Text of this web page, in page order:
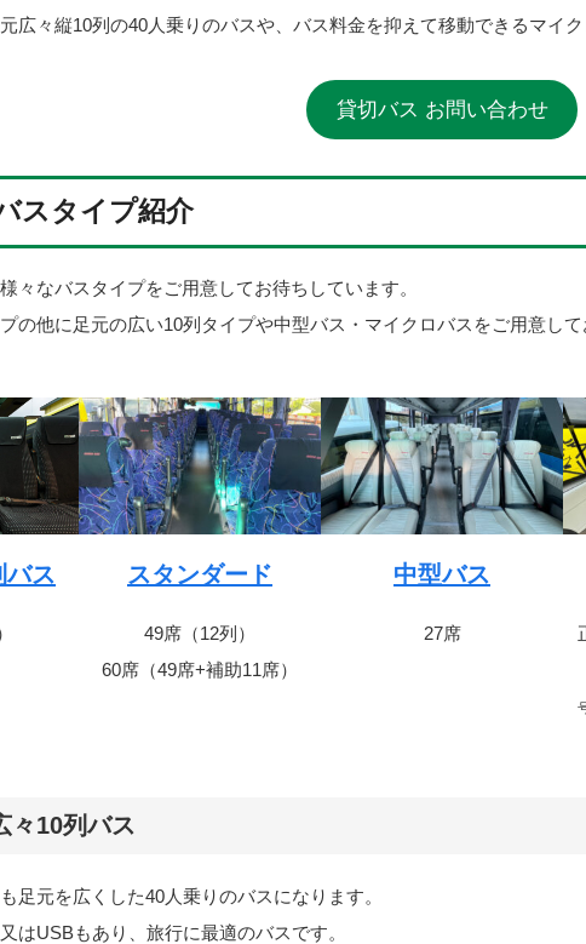
広々縦10列の40人乗りのバスや、バス料金を抑えて移動できるマイク
貸切バス お問い合わせ
スタイプ紹介
々なバスタイプをご用意してお待ちしています。
の他に足元の広い10列タイプや中型バス・マイクロバスをご用意して
バス スタンダード
49席（12列）
60席（49席+補助11席）
中型バス
27席
々10列バス
足元を広くした40人乗りのバスになります。
はUSBもあり、旅行に最適のバスです。